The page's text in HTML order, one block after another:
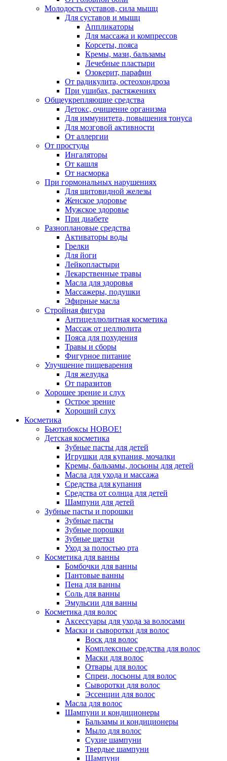
Молодость суставов, сила мышц
Для суставов и мышц
Аппликаторы
Для массажа и компрессов
Корсеты, пояса
Кремы, мази, бальзамы
Лечебные пластыри
Озокерит, парафин
От радикулита, остеохондроза
При ушибах, растяжениях
Общеукрепляющие средства
Детокс, очищение организма
Для иммунитета, повышения тонуса
Для мозговой активности
От аллергии
От простуды
Ингаляторы
От кашля
От насморка
При гормональных нарушениях
Для щитовидной железы
Женское здоровье
Мужское здоровье
При диабете
Разноплановые средства
Активаторы воды
Грелки
Для йоги
Лейкопластыри
Лекарственные травы
Масла для здоровья
Массажеры, подушки
Эфирные масла
Стройная фигура
Антицеллюлитная косметика
Массаж от целлюлита
Пояса для похудения
Травы и сборы
Фигурное питание
Улучшение пищеварения
Для желудка
От паразитов
Хорошее зрение и слух
Острое зрение
Хороший слух
Косметика
Бьютибоксы НОВОЕ!
Детская косметика
Зубные пасты для детей
Игрушки для купания, мочалки
Кремы, бальзамы, лосьоны для детей
Масла для ухода и массажа
Средства для купания
Средства от солнца для детей
Шампуни для детей
Зубные пасты и порошки
Зубные пасты
Зубные порошки
Зубные щетки
Уход за полостью рта
Косметика для ванны
Бомбочки для ванны
Пантовые ванны
Пена для ванны
Соль для ванны
Эмульсии для ванны
Косметика для волос
Аксессуары для ухода за волосами
Маски и сыворотки для волос
Воск для волос
Комплексные средства для волос
Маски для волос
Отвары для волос
Спреи, лосьоны для волос
Сыворотки для волос
Эссенции для волос
Масла для волос
Шампуни и кондиционеры
Бальзамы и кондиционеры
Мыло для волос
Сухие шампуни
Твердые шампуни
Шампуни